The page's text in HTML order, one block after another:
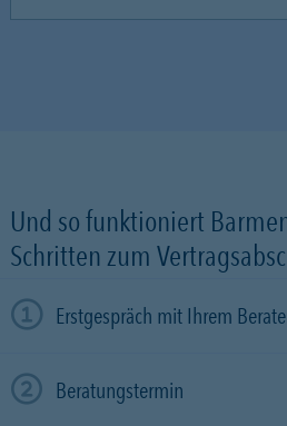
Und so funktioniert
Schritten zum
Erstgespräch mit Ihrem
Beratungstermin